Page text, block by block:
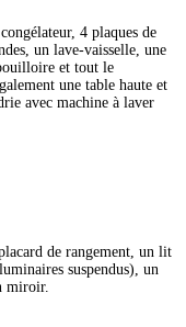
4 plaques de
un lave-vaisselle, une
et tout le
une table haute et
avec machine à laver
de rangement, un lit
suspendus), un
miroir.